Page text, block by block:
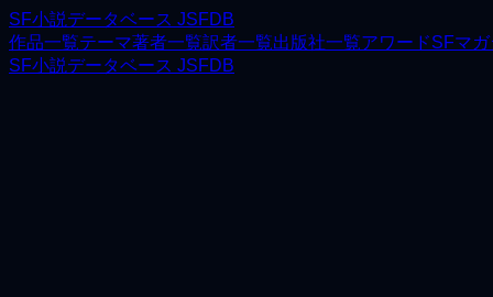
SF小説データベース JSFDB
作品一覧テーマ著者一覧訳者一覧出版社一覧アワードSFマガ
SF小説データベース JSFDB